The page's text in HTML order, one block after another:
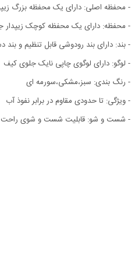
- محفظه اصلی: دارای یک محفظه بزرگ
- محفظه: دارای یک محفظه کوچک
- بند: دارای بند رودوشی قابل تنظیم و بند
- لوگو: دارای لوگوی چاپی نایک جلوی کیف
- رنگ بندی: سبز،مشکی،سورمه ای
- ویژگی: تا حدودی مقاوم در برابر نفوذ آب
- شست و شو: قابلیت شست و شوی